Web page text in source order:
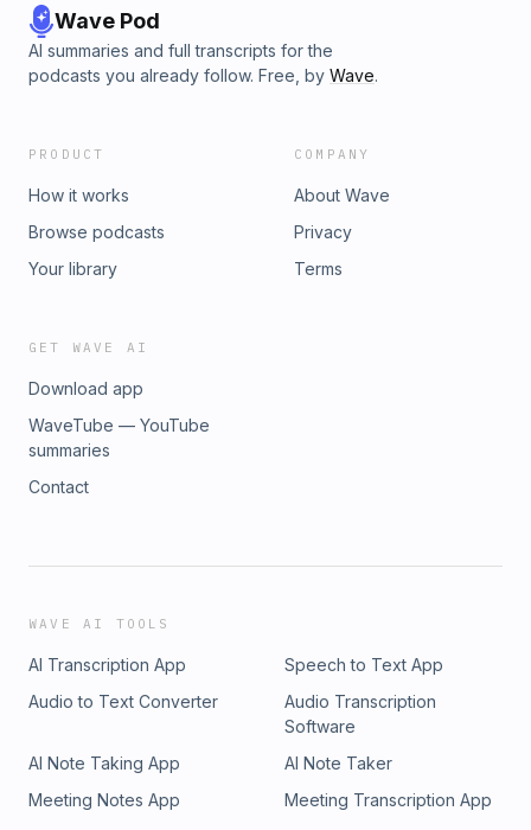
Wave Pod
AI summaries and full transcripts for the
podcasts you already follow. Free, by Wave.
PRODUCT
How it works
Browse podcasts
Your library
COMPANY
About Wave
Privacy
Terms
GET WAVE AI
Download app
WaveTube — YouTube
summaries
Contact
WAVE AI TOOLS
AI Transcription App
Speech to Text App
Audio to Text Converter
Audio Transcription
Software
AI Note Taking App
AI Note Taker
Meeting Notes App
Meeting Transcription App